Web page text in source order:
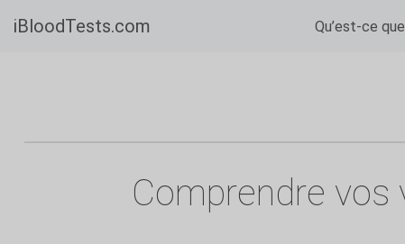
iBloodTests.com Qu’est-ce que
Comprendre vos